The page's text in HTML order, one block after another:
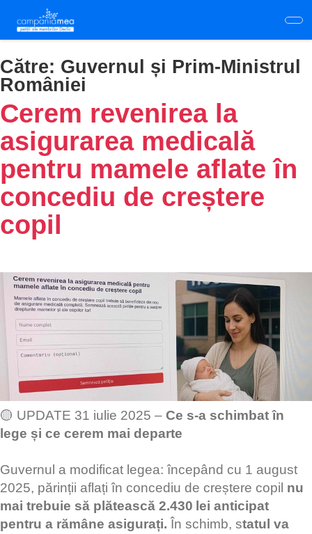
main
content
Către: Guvernul și Prim-Ministrul
României
Cerem revenirea la
asigurarea medicală
pentru mamele aflate în
concediu de creștere
copil
🟡 UPDATE 31 iulie 2025 – Ce s-a schimbat în
lege și ce cerem mai departe
Guvernul a modificat legea: începând cu 1 august
2025, părinții aflați în concediu de creștere copil nu
mai trebuie să plătească 2.430 lei anticipat
pentru a rămâne asigurați. În schimb, statul va